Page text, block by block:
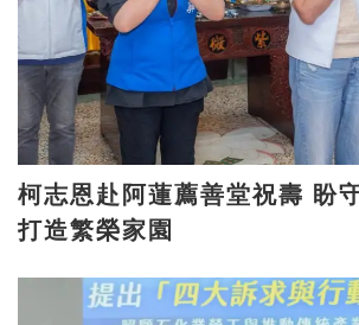
柯志恩赴阿蓮薦善堂祝壽 盼守護庄頭情感
打造繁榮家園